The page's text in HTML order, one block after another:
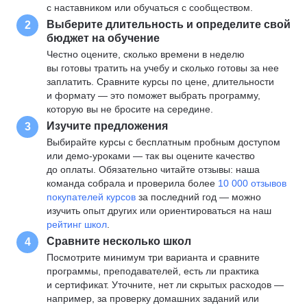
с наставником или обучаться с сообществом.
2
Выберите длительность и определите свой
бюджет на обучение
Честно оцените, сколько времени в неделю
вы готовы тратить на учебу и сколько готовы за нее
заплатить. Сравните курсы по цене, длительности
и формату — это поможет выбрать программу,
которую вы не бросите на середине.
3 Изучите предложения
Выбирайте курсы с бесплатным пробным доступом
или демо-уроками — так вы оцените качество
до оплаты. Обязательно читайте отзывы: наша
команда собрала и проверила более 10 000 отзывов
покупателей курсов за последний год — можно
изучить опыт других или ориентироваться на наш
рейтинг школ
4 Сравните несколько школ
Посмотрите минимум три варианта и сравните
программы, преподавателей, есть ли практика
и сертификат. Уточните, нет ли скрытых расходов —
например, за проверку домашних заданий или